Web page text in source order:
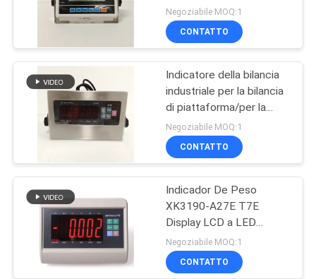
CHIEDI UN
PREVENTIVO
MAPPA
SITO
PRIVACY
POLICY
scale portatili
dell'asse
bascule del pallet
27
per celle di carico
Negoziabile MOQ:1
CONTATTO
Indicatore della bilancia
industriale per la bilancia
di piattaforma/per la
bilancia dei camion in
acciaio inossidabile
YAOHUA XK3190-
Negoziabile MOQ:1
CONTATTO
Indicador De Peso
XK3190-A27E T7E
Display LCD a LED
Indicatore di pesatura
digitale per scala di
piattaforma elettronica
Negoziabile MOQ:1
CONTATTO